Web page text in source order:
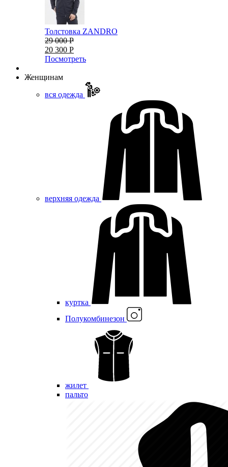
Толстовка ZANDRO
29 000 Р
20 300 Р
Посмотреть
Женщинам
вся одежда
верхняя одежда
куртка
Полукомбинезон
жилет
пальто